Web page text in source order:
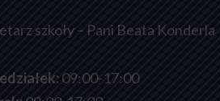
szkoły – Pani Beata Konderla
09:00-17:00